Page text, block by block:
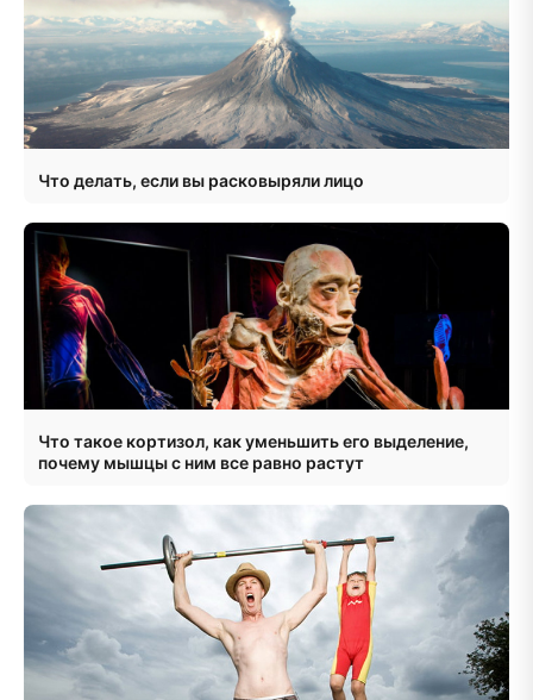
Что делать, если вы расковыряли лицо
Что такое кортизол, как уменьшить его выделение,
почему мышцы с ним все равно растут